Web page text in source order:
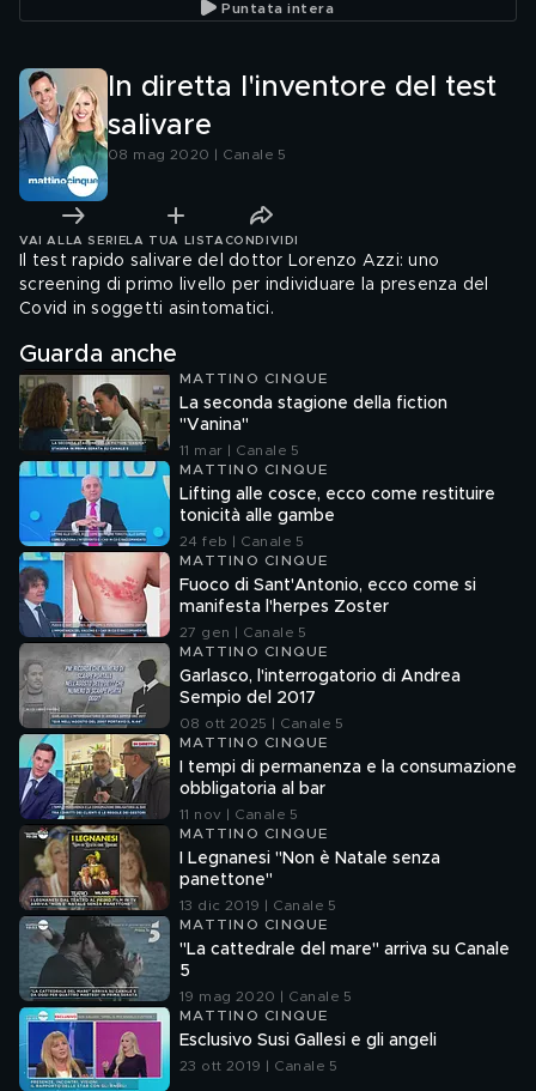
Puntata intera
In diretta l'inventore del test
salivare
08 mag 2020 | Canale 5
VAI ALLA SERIE LA TUA LISTA CONDIVIDI
Il test rapido salivare del dottor Lorenzo Azzi: uno
screening di primo livello per individuare la presenza del
Covid in soggetti asintomatici.
Guarda anche
MATTINO CINQUE
La seconda stagione della fiction
"Vanina"
11 mar | Canale 5
MATTINO CINQUE
Lifting alle cosce, ecco come restituire
tonicità alle gambe
24 feb | Canale 5
MATTINO CINQUE
Fuoco di Sant'Antonio, ecco come si
manifesta l'herpes Zoster
27 gen | Canale 5
MATTINO CINQUE
Garlasco, l'interrogatorio di Andrea
Sempio del 2017
08 ott 2025 | Canale 5
MATTINO CINQUE
I tempi di permanenza e la consumazione
obbligatoria al bar
11 nov | Canale 5
MATTINO CINQUE
I Legnanesi "Non è Natale senza
panettone"
13 dic 2019 | Canale 5
MATTINO CINQUE
"La cattedrale del mare" arriva su Canale
5
19 mag 2020 | Canale 5
MATTINO CINQUE
Esclusivo Susi Gallesi e gli angeli
23 ott 2019 | Canale 5